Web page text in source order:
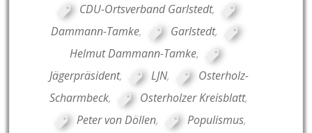
CDU-Ortsverband Garlstedt,
Dammann-Tamke, Garlstedt,
Helmut Dammann-Tamke,
Jägerpräsident, LJN,
Osterholz-
Scharmbeck, Osterholzer Kreisblatt,
Peter von Döllen, Populismus,